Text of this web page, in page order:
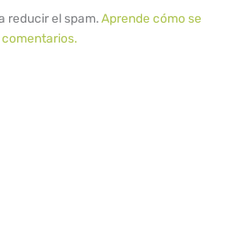
reducir el spam.Aprende cómo se